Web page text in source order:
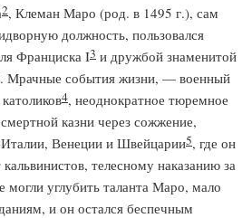
2, Клеман Маро (род. в 1495 г.), сам
должность, пользовался
Франциска I3 и дружбой знаменитой
Мрачные события жизни, — военный
4, неоднократное тюремное
казни через сожжение,
Италии, Венеции и Швейцарии5, где он
телесному наказанию за
углубить таланта Маро, мало
и он остался беспечным